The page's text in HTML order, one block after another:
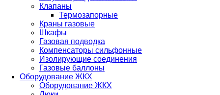
Клапаны
Термозапорные
Краны газовые
Шкафы
Газовая подводка
Компенсаторы сильфонные
Изолирующие соединения
Газовые баллоны
Оборудование ЖКХ
Оборудование ЖКХ